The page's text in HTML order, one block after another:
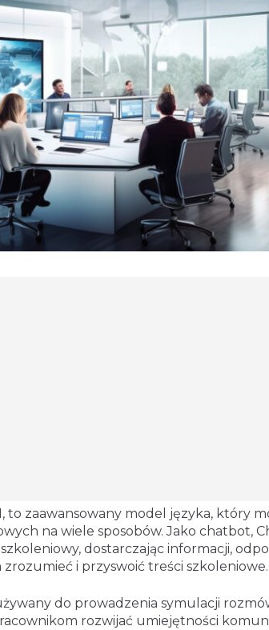
to zaawansowany model języka, który
na wiele sposobów. Jako chatbot,
dostarczając informacji,
i przyswoić treści szkoleniowe.
do prowadzenia symulacji
rozwijać umiejętności